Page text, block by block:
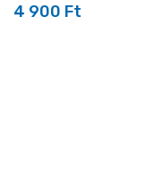
Ár
4 900 Ft